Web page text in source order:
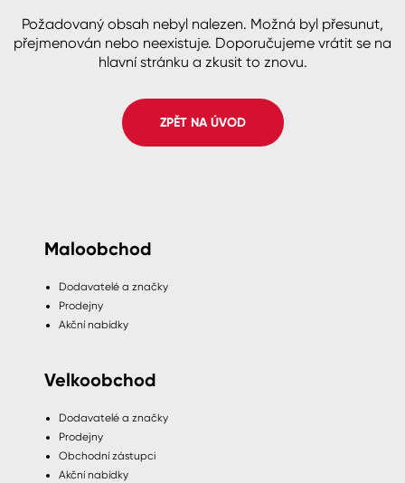
B2B +420 800 145 555Po – Pá: 8:00–15:00
Česko
Slovensko Polsko Worldwide
Stěny
Fasády
Spreje
Požadovaný obsah nebyl nalezen. Možná byl přesunut,
přejmenován nebo neexistuje. Doporučujeme vrátit se na
hlavní stránku a zkusit to znovu.
ZPĚT NA ÚVOD
Maloobchod
Dodavatelé a značky
Prodejny
Akční nabídky
Velkoobchod
Dodavatelé a značky
Prodejny
Obchodní zástupci
Akční nabídky